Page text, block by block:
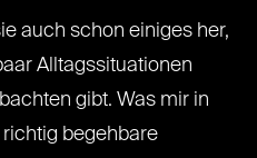
auch schon einiges her,
Alltagssituationen
gibt. Was mir in
begehbare